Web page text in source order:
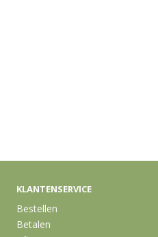
KLANTENSERVICE
Bestellen
Betalen